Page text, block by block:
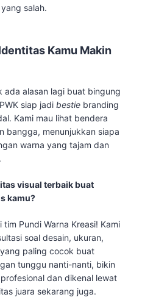
salah.
Kamu Makin
ada alasan lagi buat bingung
siap jadi bestie branding
Kami mau lihat bendera
bangga, menunjukkan siapa
warna yang tajam dan
visual terbaik buat
kamu?
Pundi Warna Kreasi! Kami
soal desain, ukuran,
paling cocok buat
tunggu nanti-nanti, bikin
dan dikenal lewat
juara sekarang juga.